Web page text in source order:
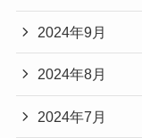
2024年9月
2024年8月
2024年7月